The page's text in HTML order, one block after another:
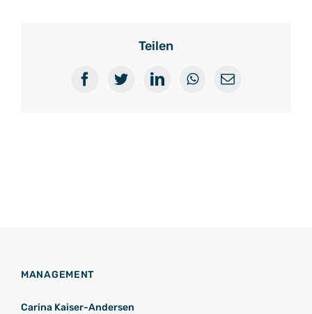
Teilen
FacebookTwitterLinkedInWhatsApp
E-
MANAGEMENT
Carina Kaiser-Andersen